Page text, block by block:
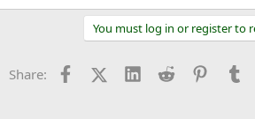
You must log in or register to
Share: FacebookX (Twitter)
LinkedInReddit